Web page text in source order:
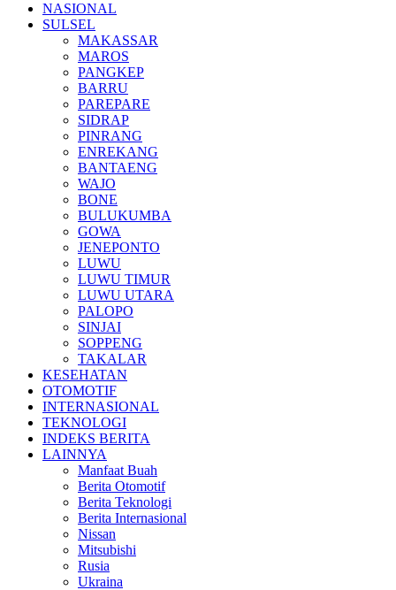
NASIONAL
SULSEL
MAKASSAR
MAROS
PANGKEP
BARRU
PAREPARE
SIDRAP
PINRANG
ENREKANG
BANTAENG
WAJO
BONE
BULUKUMBA
GOWA
JENEPONTO
LUWU
LUWU TIMUR
LUWU UTARA
PALOPO
SINJAI
SOPPENG
TAKALAR
KESEHATAN
OTOMOTIF
INTERNASIONAL
TEKNOLOGI
INDEKS BERITA
LAINNYA
Manfaat Buah
Berita Otomotif
Berita Teknologi
Berita Internasional
Nissan
Mitsubishi
Rusia
Ukraina